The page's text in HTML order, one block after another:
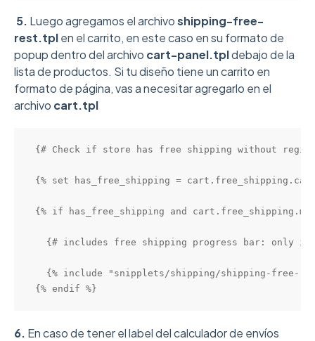
5. Luego agregamos el archivoshipping-free-
rest.tplen el carrito, en este caso en su formato de
popup dentro del archivo cart-panel.tpldebajo de la
lista de productos. Si tu diseño tiene un carrito en
formato de página, vas a necesitar agregarlo en el
archivo cart.tpl
{# Check if store has free shipping without
{% set has_free_shipping =
{% if has_free_shipping and
{# includes free shipping progress bar: only
{% include "snipplets/shipping/shipping-free-
{% endif %}
6. En caso de tener el label del calculador de envíos